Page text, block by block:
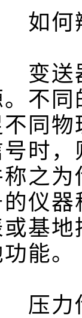
何辨
送器
。不同
不同
号时，
称之为
的仪
或基地
能。
力传